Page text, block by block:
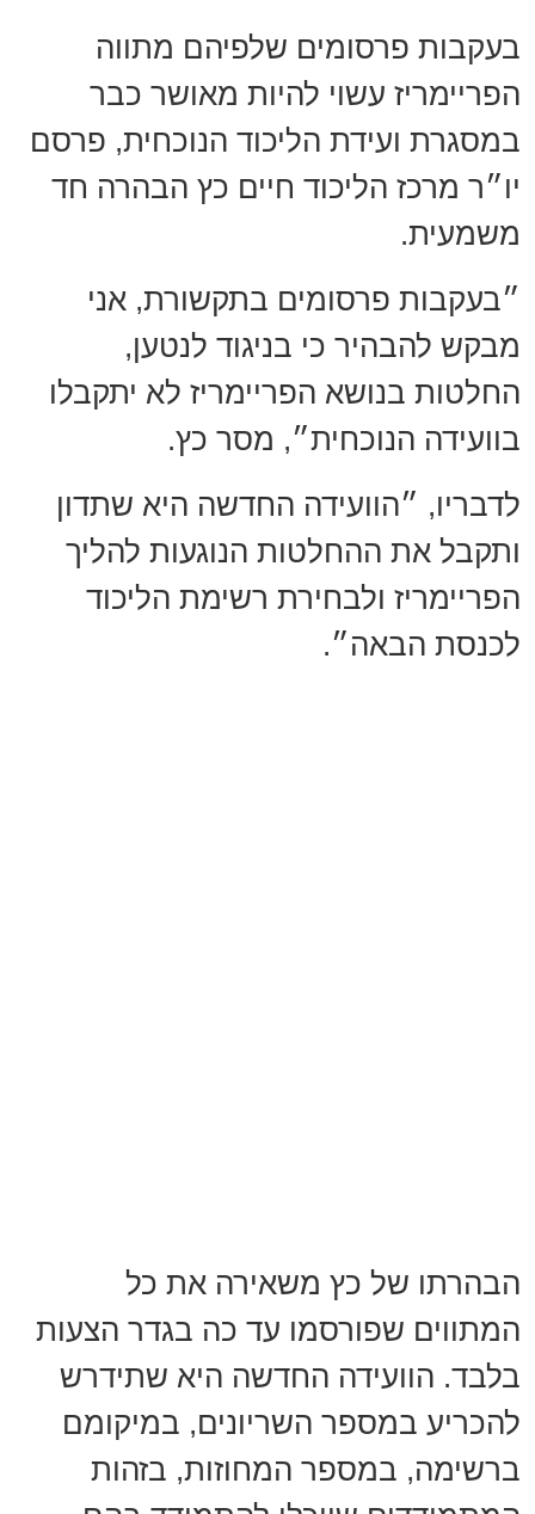
בעקבות פרסומים שלפיהם מתווה
הפריימריז עשוי להיות מאושר כבר
במסגרת ועידת הליכוד הנוכחית, פרסם
יו״ר מרכז הליכוד חיים כץ הבהרה חד
משמעית.
״בעקבות פרסומים בתקשורת, אני
מבקש להבהיר כי בניגוד לנטען,
החלטות בנושא הפריימריז לא יתקבלו
בוועידה הנוכחית״, מסר כץ.
לדבריו, ״הוועידה החדשה היא שתדון
ותקבל את ההחלטות הנוגעות להליך
הפריימריז ולבחירת רשימת הליכוד
לכנסת הבאה״.
הבהרתו של כץ משאירה את כל
המתווים שפורסמו עד כה בגדר הצעות
בלבד. הוועידה החדשה היא שתידרש
להכריע במספר השריונים, במיקומם
ברשימה, במספר המחוזות, בזהות